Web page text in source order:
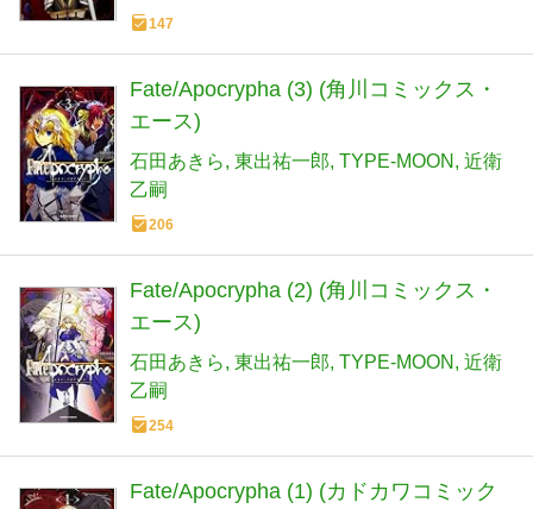
147
Fate/Apocrypha (3) (角川コミックス・
エース)
石田あきら 東出祐一郎 TYPE-MOON
近衛
乙嗣
206
Fate/Apocrypha (2) (角川コミックス・
エース)
石田あきら 東出祐一郎 TYPE-MOON
近衛
乙嗣
254
Fate/Apocrypha (1) (カドカワコミック